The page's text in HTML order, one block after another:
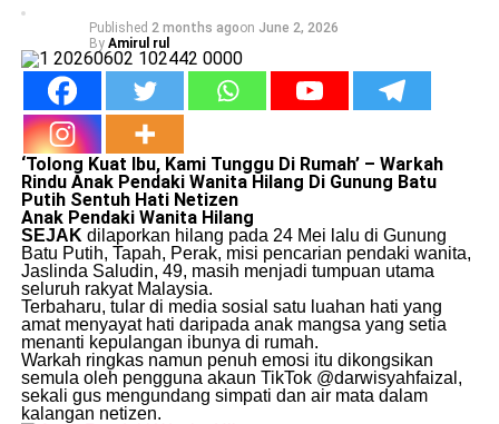
Published 2 months agoon June 2, 2026
By Amirul rul
​‘Tolong Kuat Ibu, Kami Tunggu Di Rumah’ – Warkah
Rindu Anak Pendaki Wanita Hilang Di Gunung Batu
Putih Sentuh Hati Netizen
Anak Pendaki Wanita Hilang
SEJAK dilaporkan hilang pada 24 Mei lalu di Gunung
Batu Putih, Tapah, Perak, misi pencarian pendaki wanita,
Jaslinda Saludin, 49, masih menjadi tumpuan utama
seluruh rakyat Malaysia.
​Terbaharu, tular di media sosial satu luahan hati yang
amat menyayat hati daripada anak mangsa yang setia
menanti kepulangan ibunya di rumah.
​Warkah ringkas namun penuh emosi itu dikongsikan
semula oleh pengguna akaun TikTok @darwisyahfaizal,
sekali gus mengundang simpati dan air mata dalam
kalangan netizen.